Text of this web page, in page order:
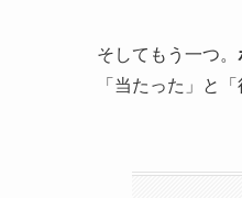
そしてもう一つ。
「当たった」と